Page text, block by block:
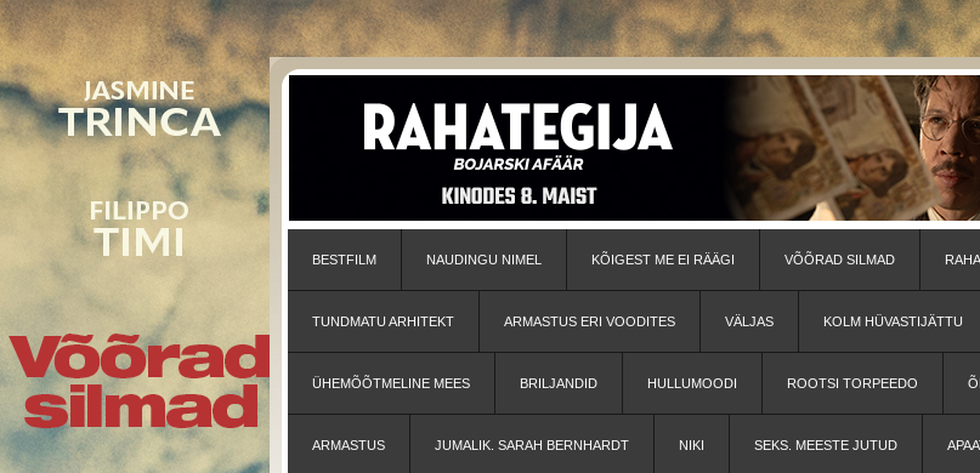
BESTFILM NAUDINGU NIMEL KÕIGEST ME EI RÄÄGI VÕÕRAD SILMAD
TUNDMATU ARHITEKT ARMASTUS ERI VOODITES VÄLJAS KOLM HÜVASTIJÄTTU
ÜHEMÕÕTMELINE MEES BRILJANDID HULLUMOODI ROOTSI TORPEEDO
ARMASTUS JUMALIK. SARAH BERNHARDT NIKI SEKS. MEESTE JUTUD